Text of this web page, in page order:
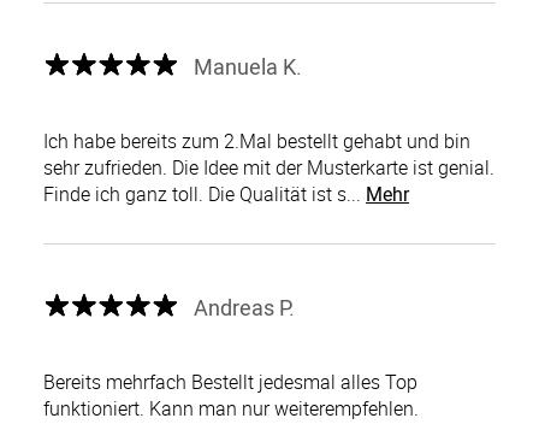
Manuela K.
Ich habe bereits zum 2.Mal bestellt gehabt und bin
sehr zufrieden. Die Idee mit der Musterkarte ist genial.
Finde ich ganz toll. Die Qualität ist s... Mehr
Andreas P.
Bereits mehrfach Bestellt jedesmal alles Top
funktioniert. Kann man nur weiterempfehlen.